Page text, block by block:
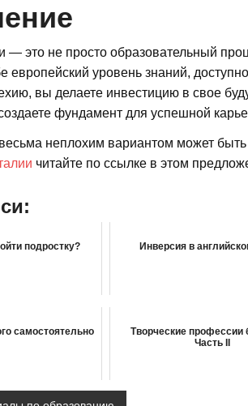
— это не просто образовательный
европейский уровень знаний,
вы делаете инвестицию в свое
фундамент для успешной
неплохим вариантом может
читайте по ссылке в этом
подростку? Инверсия в
самостоятельно
Творческие профессии
Часть II